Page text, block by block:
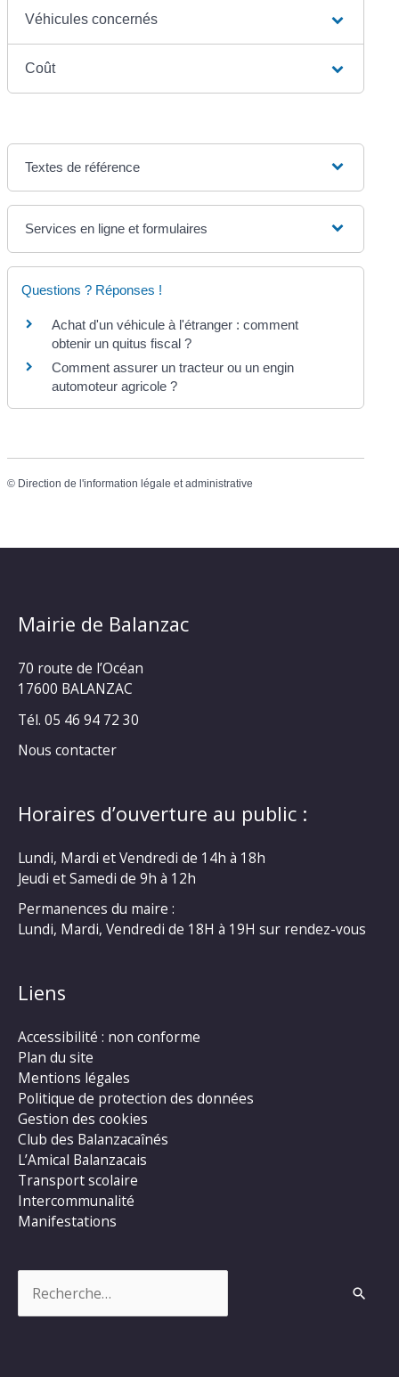
Véhicules concernés
Coût
Textes de référence
Services en ligne et formulaires
Questions ? Réponses !
Achat d'un véhicule à l'étranger : comment
obtenir un quitus fiscal ?
Comment assurer un tracteur ou un engin
automoteur agricole ?
© Direction de l'information légale et administrative
Mairie de Balanzac
70 route de l’Océan
17600 BALANZAC
Tél. 05 46 94 72 30
Nous contacter
Horaires d’ouverture au public :
Lundi, Mardi et Vendredi de 14h à 18h
Jeudi et Samedi de 9h à 12h
Permanences du maire :
Lundi, Mardi, Vendredi de 18H à 19H sur rendez-vous
Liens
Accessibilité : non conforme
Plan du site
Mentions légales
Politique de protection des données
Gestion des cookies
Club des Balanzacaînés
L’Amical Balanzacais
Transport scolaire
Intercommunalité
Manifestations